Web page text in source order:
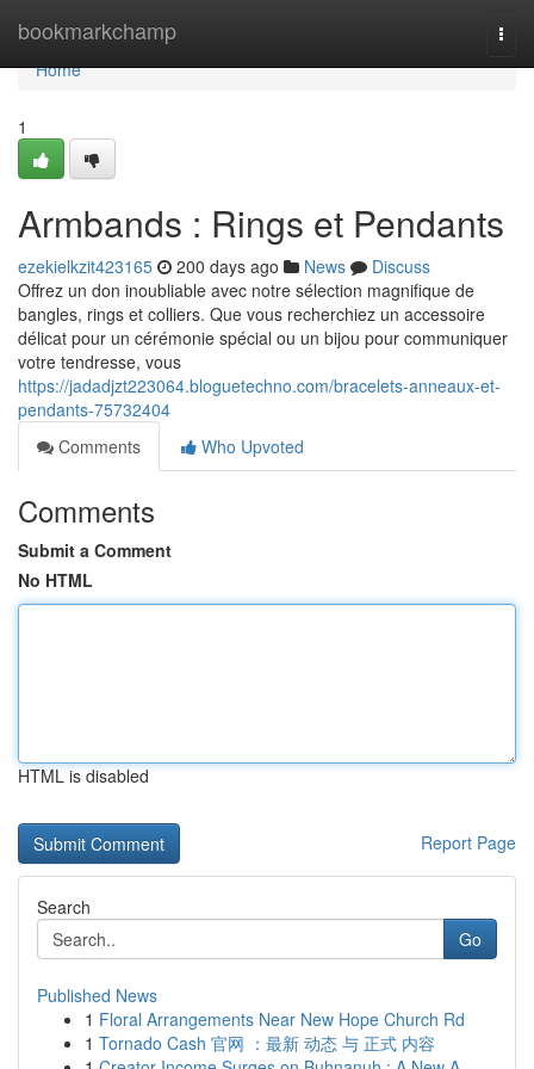
bookmarkchamp
Home
Home
1
Armbands : Rings et Pendants
ezekielkzit423165 200 days ago News
Discuss
Offrez un don inoubliable avec notre sélection magnifique de
bangles, rings et colliers. Que vous recherchiez un accessoire
délicat pour un cérémonie spécial ou un bijou pour communiquer
votre tendresse, vous
https://jadadjzt223064.bloguetechno.com/bracelets-anneaux-et-
pendants-75732404
Comments
Who Upvoted
Comments
Submit a Comment
No HTML
HTML is disabled
Report Page
Search
Go
Published News
1 Floral Arrangements Near New Hope Church Rd
1 Tornado Cash 官网 ：最新 动态 与 正式 内容